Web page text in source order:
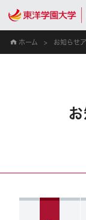
ホーム お知らせ